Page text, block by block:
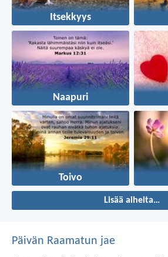
Itsekkyys
Naapuri
Toivo
Lisää aiheita…
Päivän Raamatun jae